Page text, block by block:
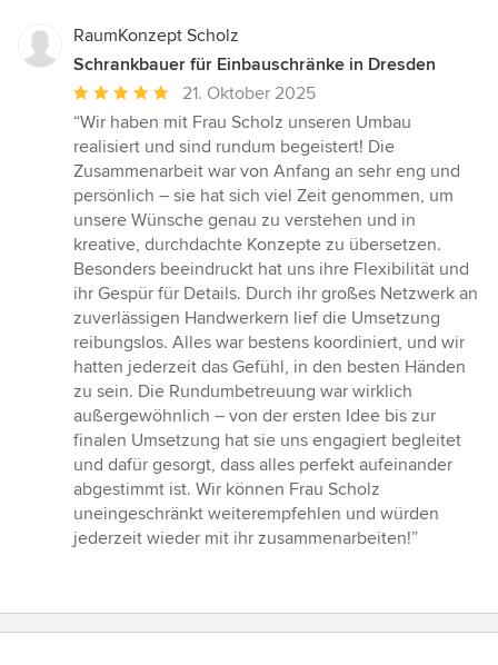
RaumKonzept Scholz
Schrankbauer für Einbauschränke in Dresden
Durchschnittliche
Bewertung:
5
von
5
Sternen
21. Oktober 2025
“Wir haben mit Frau Scholz unseren Umbau
realisiert und sind rundum begeistert! Die
Zusammenarbeit war von Anfang an sehr eng und
persönlich – sie hat sich viel Zeit genommen, um
unsere Wünsche genau zu verstehen und in
kreative, durchdachte Konzepte zu übersetzen.
Besonders beeindruckt hat uns ihre Flexibilität und
ihr Gespür für Details. Durch ihr großes Netzwerk an
zuverlässigen Handwerkern lief die Umsetzung
reibungslos. Alles war bestens koordiniert, und wir
hatten jederzeit das Gefühl, in den besten Händen
zu sein. Die Rundumbetreuung war wirklich
außergewöhnlich – von der ersten Idee bis zur
finalen Umsetzung hat sie uns engagiert begleitet
und dafür gesorgt, dass alles perfekt aufeinander
abgestimmt ist. Wir können Frau Scholz
uneingeschränkt weiterempfehlen und würden
jederzeit wieder mit ihr zusammenarbeiten!”